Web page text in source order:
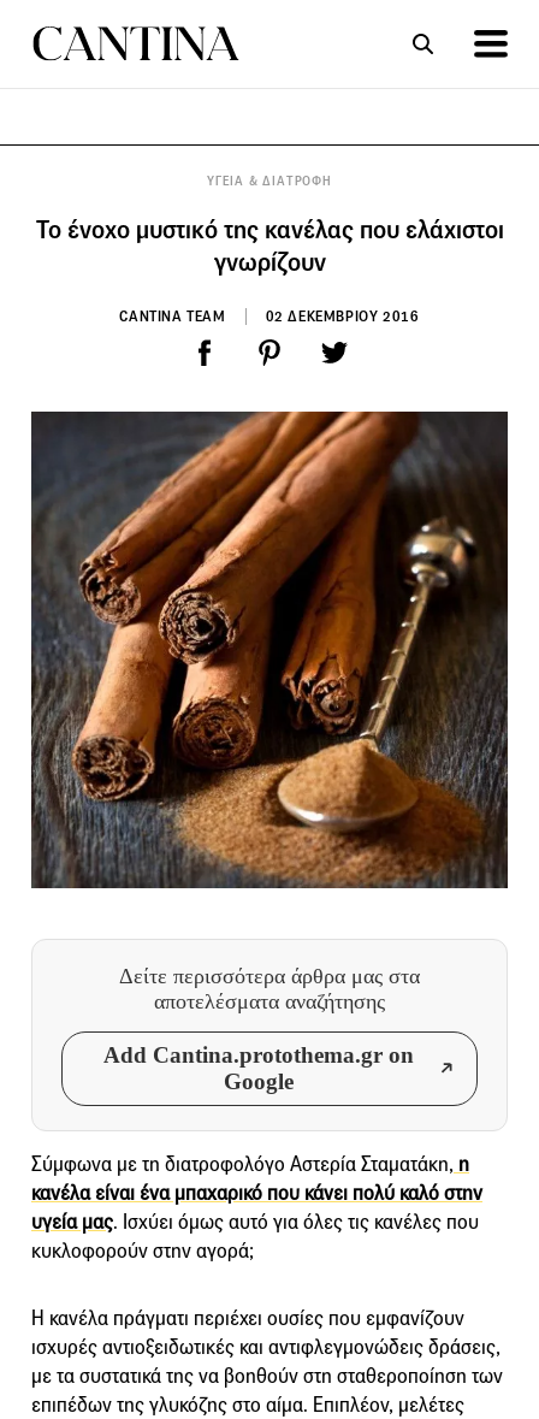
ΥΓΕΙΑ & ΔΙΑΤΡΟΦΗ
Το ένοχο μυστικό της κανέλας που ελάχιστοι
γνωρίζουν
CANTINA TEAM 02 ΔΕΚΕΜΒΡΙΟΥ 2016
Δείτε περισσότερα άρθρα μας στα
αποτελέσματα αναζήτησης
Add Cantina.protothema.gr on
Google
Σύμφωνα με τη διατροφολόγο Αστερία Σταματάκη, η
κανέλα είναι ένα μπαχαρικό που κάνει πολύ καλό στην
υγεία μας. Ισχύει όμως αυτό για όλες τις κανέλες που
κυκλοφορούν στην αγορά;
Η κανέλα πράγματι περιέχει ουσίες που εμφανίζουν
ισχυρές αντιοξειδωτικές και αντιφλεγμονώδεις δράσεις,
με τα συστατικά της να βοηθούν στη σταθεροποίηση των
επιπέδων της γλυκόζης στο αίμα. Επιπλέον, μελέτες